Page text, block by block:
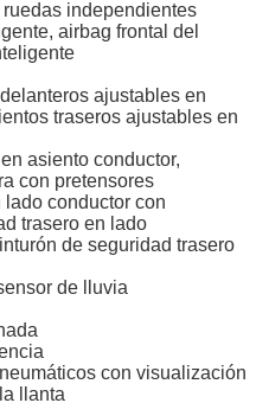
independientes
airbag frontal del
ajustables en
traseros ajustables en
asiento conductor,
con pretensores
conductor con
trasero en lado
de seguridad trasero
de lluvia
con visualización
llanta